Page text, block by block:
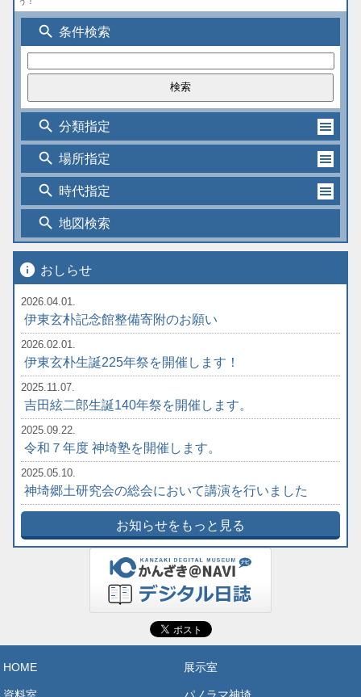
search 条件検索
search 分類指定
search 場所指定
search 時代指定
search 地図検索
info おしらせ
2026.04.01.
伊東玄朴記念館整備寄附のお願い
2026.02.01.
伊東玄朴生誕225年祭を開催します！
2025.11.07.
吉田絃二郎生誕140年祭を開催します。
2025.09.22.
令和７年度 神埼塾を開催します。
2025.05.10.
神埼郷土研究会の総会において講演を行いました
お知らせをもっと見る
HOME 展示室